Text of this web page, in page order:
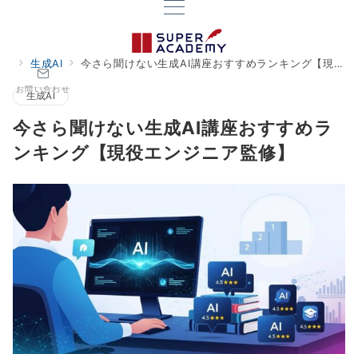
お問い合わせ
生成AI 今さら聞けない生成AI講座おすすめランキング【現役エンジニア監修】
生成AI
今さら聞けない生成AI講座おすすめラ
ンキング【現役エンジニア監修】